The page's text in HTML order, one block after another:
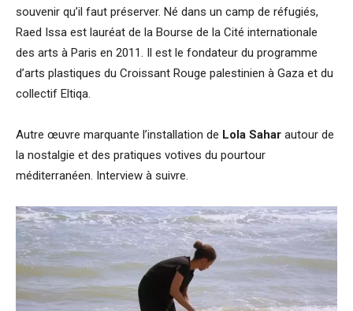
souvenir qu’il faut préserver. Né dans un camp de réfugiés,
Raed Issa est lauréat de la Bourse de la Cité internationale
des arts à Paris en 2011. Il est le fondateur du programme
d’arts plastiques du Croissant Rouge palestinien à Gaza et du
collectif Eltiqa.
Autre œuvre marquante l’installation de Lola Sahar autour de
la nostalgie et des pratiques votives du pourtour
méditerranéen. Interview à suivre.